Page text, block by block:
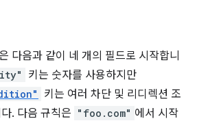
다음과 같이 네 개의 필드로 시작합니
키는 숫자를 사용하지만
키는 여러 차단 및 리디렉션 조
. 다음 규칙은 "foo.com" 에서 시작